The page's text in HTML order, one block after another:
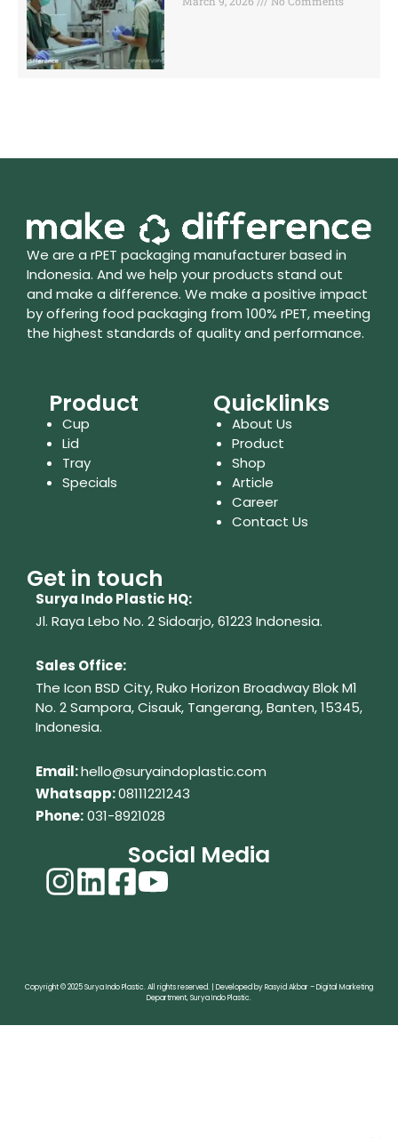
We are a rPET packaging manufacturer based in
Indonesia. And we help your products stand out
and make a difference. We make a positive impact
by offering food packaging from 100% rPET, meeting
the highest standards of quality and performance.
Product
Cup
Lid
Tray
Specials
Quicklinks
About Us
Product
Shop
Article
Career
Contact Us
Get in touch
Surya Indo Plastic HQ:
Jl. Raya Lebo No. 2 Sidoarjo, 61223 Indonesia.
Sales Office:
The Icon BSD City, Ruko Horizon Broadway Blok M1
No. 2Sampora, Cisauk, Tangerang,Banten, 15345,
Indonesia.
Email:hello@suryaindoplastic.com
Whatsapp:08111221243
Phone:031-8921028
Social Media
Copyright © 2025 Surya Indo Plastic. All rights reserved. | Developed by Rasyid Akbar – Digital Marketing
Department, Surya Indo Plastic.